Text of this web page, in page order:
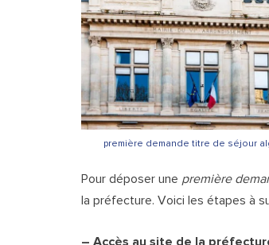
première demande titre de séjour
Pour déposer une première
la préfecture. Voici les étapes à